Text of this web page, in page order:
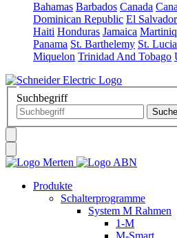
Bahamas Barbados Canada
Dominican Republic El Salvador
Haiti Honduras Jamaica
Panama St. Barthelemy St. Lucia
Miquelon Trinidad And Tobago
Suchbegriff
Produkte
Schalterprogramme
System M Rahmen
1-M
M-Smart